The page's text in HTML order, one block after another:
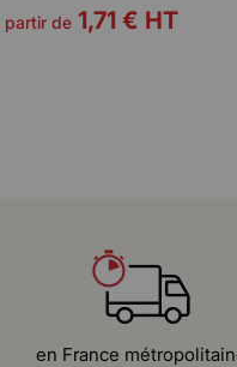
partir de 1,71 € HT
en France